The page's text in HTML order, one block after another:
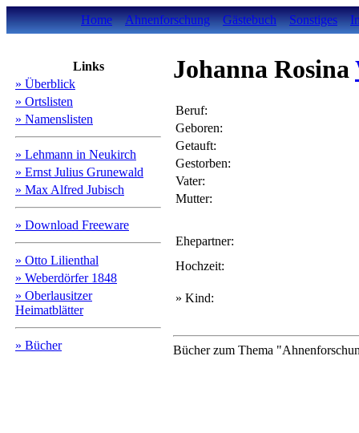
Home Ahnenforschung Gästebuch Sonstiges
Links
» Überblick
» Ortslisten
» Namenslisten
» Lehmann in Neukirch
» Ernst Julius Grunewald
» Max Alfred Jubisch
» Download Freeware
» Otto Lilienthal
» Weberdörfer 1848
» Oberlausitzer
Heimatblätter
» Bücher
Johanna Rosina
Beruf:
Geboren:
Getauft:
Gestorben:
Vater:
Mutter:
Ehepartner:
Hochzeit:
» Kind:
Bücher zum Thema